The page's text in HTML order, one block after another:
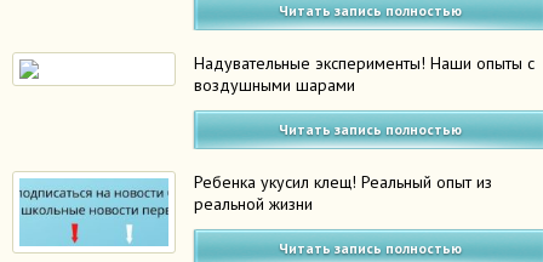
Читать запись полностью
Надувательные эксперименты! Наши опыты с
воздушными шарами
Читать запись полностью
Ребенка укусил клещ! Реальный опыт из
реальной жизни
Читать запись полностью